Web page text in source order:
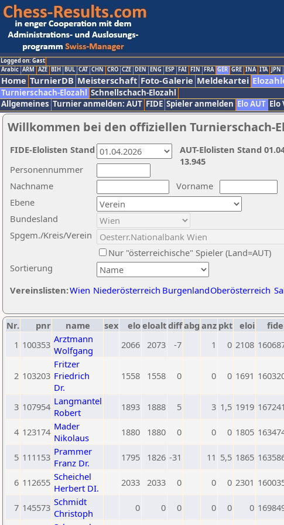
Logged on: Gast
Arabic ARM AZE BIH BUL CAT CHN CRO CZE DEN ENG ESP FAI FIN FRA GER GRE INA ITA JPN
Home TurnierDB Meisterschaft Foto-Galerie Meldekartei
Turnierschach-Elozahl Schnellschach-Elozahl
Allgemeines Turnier anmelden: AUT FIDE Spieler anmelden Elo AUT Elo
Willkommen bei den offiziellen Turnierschach-
Nachname
Vorname
Ebene
Sortierung
Personennummer
Bundesland
Spgem./Kreis/Verein
Nur "österreichische" Spieler (Land=AUT)
Vereinslisten:Wien Niederösterreich BurgenlandOberösterreich
AUT-Elolisten Stand
13.945
FIDE-Elolisten Stand
Nr. pnr name sex eloeloaltdiffabg anz pkt eloi
1 100353 Arztmann
Wolfgang
2066 2073 -7 1 0 2108
2 103203
Fritzer
Friedrich
Dr.
1558 1558 0 0 0 1691
3 107954 Langmantel
Robert
1893 1888 5 3 1,5 1919
4 123174 Mader
Nikolaus
1880 1880 0 0 0 1805
5 111153 Prammer
Franz Dr.
1795 1826 -31 11 5,5 1865
6 112655 Scheichel
Herbert DI.
2033 2033 0 0 0 2301
7 145573 Schmidt
Christoph
0 0 0 0 0 0